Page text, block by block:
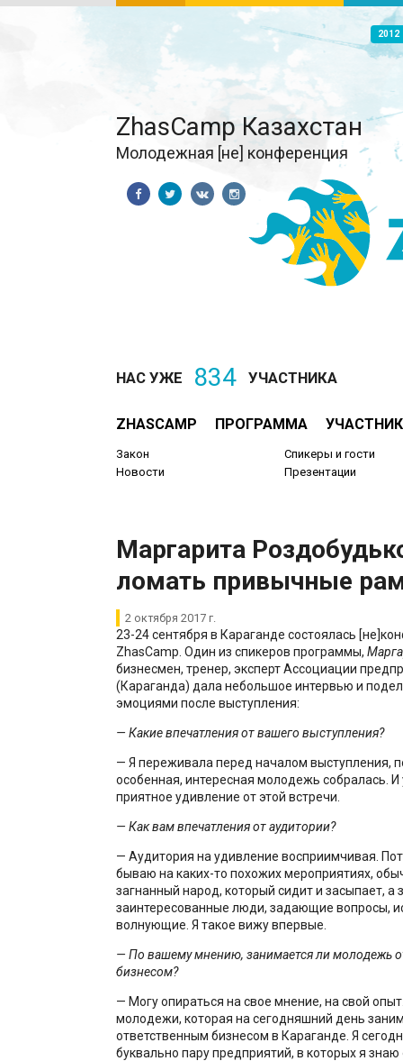
2012
ZhasCamp Казахстан
Молодежная [не] конференция
НАС УЖЕ 834 УЧАСТНИКА
ZHASCAMP ПРОГРАММА
Закон
Новости
Спикеры и гости
Презентации
Маргарита
ломать привычные
2 октября 2017 г.
23-24 сентября в Караганде состоялась
ZhasCamp. Один из спикеров программы,
бизнесмен, тренер, эксперт Ассоциации
(Караганда) дала небольшое интервью и
эмоциями после выступления:
— Какие впечатления от вашего выступления?
— Я переживала перед началом выступления,
особенная, интересная молодежь собралась. И
приятное удивление от этой встречи.
— Как вам впечатления от аудитории?
— Аудитория на удивление восприимчивая.
бываю на каких-то похожих мероприятиях,
загнанный народ, который сидит и засыпает, а
заинтересованные люди, задающие вопросы,
волнующие. Я такое вижу впервые.
— По вашему мнению, занимается ли молодежь
бизнесом?
— Могу опираться на свое мнение, на свой
молодежи, которая на сегодняшний день
ответственным бизнесом в Караганде. Я
буквально пару предприятий, в которых я знаю